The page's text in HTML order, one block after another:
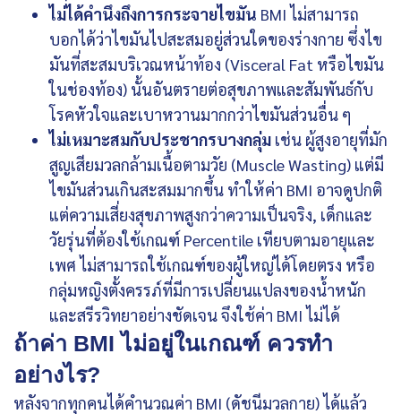
ไม่ได้คำนึงถึงการกระจายไขมัน BMI ไม่สามารถ
บอกได้ว่าไขมันไปสะสมอยู่ส่วนใดของร่างกาย ซึ่งไข
มันที่สะสมบริเวณหน้าท้อง (Visceral Fat หรือไขมัน
ในช่องท้อง) นั้นอันตรายต่อสุขภาพและสัมพันธ์กับ
โรคหัวใจและเบาหวานมากกว่าไขมันส่วนอื่น ๆ
ไม่เหมาะสมกับประชากรบางกลุ่ม เช่น ผู้สูงอายุที่มัก
สูญเสียมวลกล้ามเนื้อตามวัย (Muscle Wasting) แต่มี
ไขมันส่วนเกินสะสมมากขึ้น ทำให้ค่า BMI อาจดูปกติ
แต่ความเสี่ยงสุขภาพสูงกว่าความเป็นจริง, เด็กและ
วัยรุ่นที่ต้องใช้เกณฑ์ Percentile เทียบตามอายุและ
เพศ ไม่สามารถใช้เกณฑ์ของผู้ใหญ่ได้โดยตรง หรือ
กลุ่มหญิงตั้งครรภ์ที่มีการเปลี่ยนแปลงของน้ำหนัก
และสรีรวิทยาอย่างชัดเจน จึงใช้ค่า BMI ไม่ได้
ถ้าค่า BMI ไม่อยู่ในเกณฑ์ ควรทำ
อย่างไร?
หลังจากทุกคนได้คำนวณค่า BMI (ดัชนีมวลกาย) ได้แล้ว